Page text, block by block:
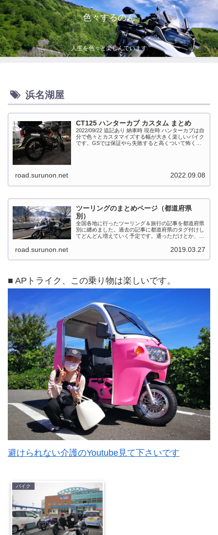
色々するのん
人生を色々と楽しんでいます
浜名湖屋
CT125 ハンターカブ カスタム まとめ
2022/09/22 追記あり 納車時 現在時 ハンターカブは自
分で色々とカスタマイズする幅が大きく楽しいバイク
です。GSでは保証やら失敗すると高くついて怖くて
road.surunon.net 2022.09.08
ツーリングのまとめページ（都道府県
別）
全国各地に行ったツーリング＆旅行の記事を都道府県
別に纏めました。過去の記事に都道府県のタグ付けし
てどんどん増えていく予定です。通っただけとか、中
なかなか難しいですね、能登半島とか北陸とか、石
road.surunon.net 2019.03.27
■ APトライク、この乗り物は楽しいです。
避けられない介護のYoutube見て下さいです
バイク